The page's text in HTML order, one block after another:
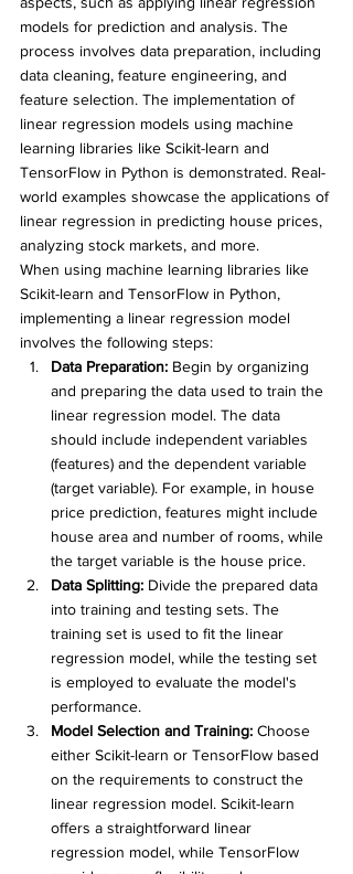
models for prediction and analysis. The
process involves data preparation, including
data cleaning, feature engineering, and
feature selection. The implementation of
linear regression models using machine
learning libraries like Scikit-learn and
TensorFlow in Python is demonstrated. Real-
world examples showcase the applications of
linear regression in predicting house prices,
analyzing stock markets, and more.
When using machine learning libraries like
Scikit-learn and TensorFlow in Python,
implementing a linear regression model
involves the following steps:
Data Preparation: Begin by organizing
and preparing the data used to train the
linear regression model. The data
should include independent variables
(features) and the dependent variable
(target variable). For example, in house
price prediction, features might include
house area and number of rooms, while
the target variable is the house price.
Data Splitting: Divide the prepared data
into training and testing sets. The
training set is used to fit the linear
regression model, while the testing set
is employed to evaluate the model's
performance.
Model Selection and Training: Choose
either Scikit-learn or TensorFlow based
on the requirements to construct the
linear regression model. Scikit-learn
offers a straightforward linear
regression model, while TensorFlow